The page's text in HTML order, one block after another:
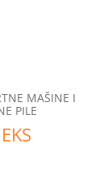
MAŠINE I
PILE